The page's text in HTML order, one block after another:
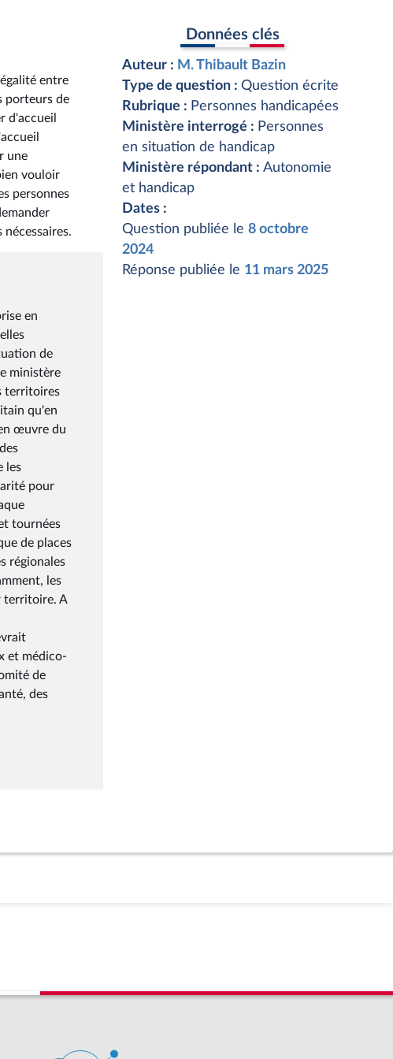
entre
porteurs de
d'accueil
une
vouloir
personnes
nécessaires.
en
de
ministère
territoires
qu'en
œuvre du
les
pour
tournées
de places
régionales
les
territoire. A
et médico-
de
des
Données clés
Auteur : M. Thibault Bazin
Type de question : Question écrite
Rubrique : Personnes handicapées
Ministère interrogé : Personnes
en situation de handicap
Ministère répondant : Autonomie
et handicap
Dates :
Question publiée le 8 octobre
2024
Réponse publiée le 11 mars 2025